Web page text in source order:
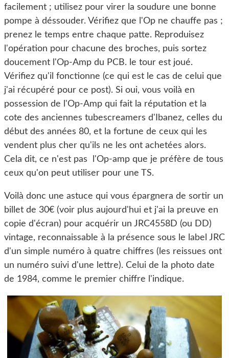
facilement ; utilisez pour virer la soudure une bonne
pompe à déssouder. Vérifiez que l'Op ne chauffe pas ;
prenez le temps entre chaque patte. Reproduisez
l'opération pour chacune des broches, puis sortez
doucement l'Op-Amp du PCB. le tour est joué.
Vérifiez qu'il fonctionne (ce qui est le cas de celui que
j'ai récupéré pour ce post). Si oui, vous voilà en
possession de l'Op-Amp qui fait la réputation et la
cote des anciennes tubescreamers d'Ibanez, celles du
début des années 80, et la fortune de ceux qui les
vendent plus cher qu'ils ne les ont achetées alors.
Cela dit, ce n'est pas l'Op-amp que je préfère de tous
ceux qu'on peut utiliser pour une TS.
Voilà donc une astuce qui vous épargnera de sortir un
billet de 30€ (voir plus aujourd'hui et j'ai la preuve en
copie d'écran) pour acquérir un JRC4558D (ou DD)
vintage, reconnaissable à la présence sous le label JRC
d'un simple numéro à quatre chiffres (les reissues ont
un numéro suivi d'une lettre). Celui de la photo date
de 1984, comme le premier chiffre l'indique.